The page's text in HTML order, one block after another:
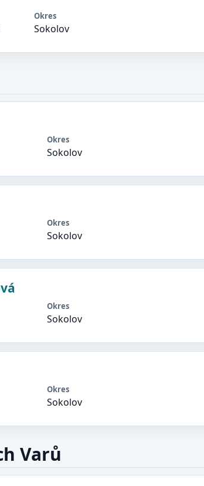
Okres
Sokolov
Okres
Sokolov
Okres
Sokolov
Okres
Sokolov
Okres
Sokolov
Varů